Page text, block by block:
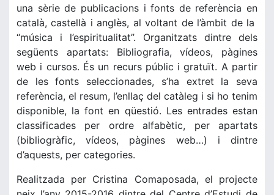
una sèrie de publicacions i fonts de referència en
català, castellà i anglès, al voltant de l’àmbit de la
“música i l’espiritualitat”. Organitzats dintre dels
següents apartats: Bibliografia, vídeos, pàgines
web i cursos. És un recurs públic i gratuït. A partir
de les fonts seleccionades, s’ha extret la seva
referència, el resum, l’enllaç del catàleg i si ho tenim
disponible, la font en qüestió. Les entrades estan
classificades per ordre alfabètic, per apartats
(bibliogràfic, vídeos, pàgines web…) i dintre
d’aquests, per categories.
Realitzada per Cristina Comaposada, el projecte